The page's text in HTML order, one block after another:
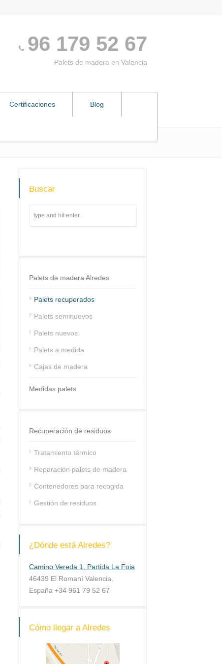
96 179 52 67
Palets de madera en Valencia
Certificaciones Blog
Buscar
Palets de madera Alredes
Palets recuperados
Palets seminuevos
Palets nuevos
Palets a medida
Cajas de madera
Medidas palets
Recuperación de residuos
Tratamiento térmico
Reparación palets de madera
Contenedores para recogida
Gestión de residuos
¿Dónde está Alredes?
Camino Vereda 1, Partida La Foia
46439 El Romaní Valencia,
España +34 961 79 52 67
Cómo llegar a Alredes